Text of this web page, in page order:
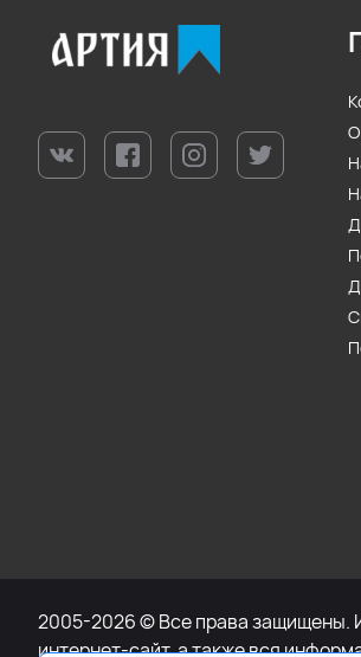
2005-2026 © Все права защищены.
интернет-сайт, а также вся